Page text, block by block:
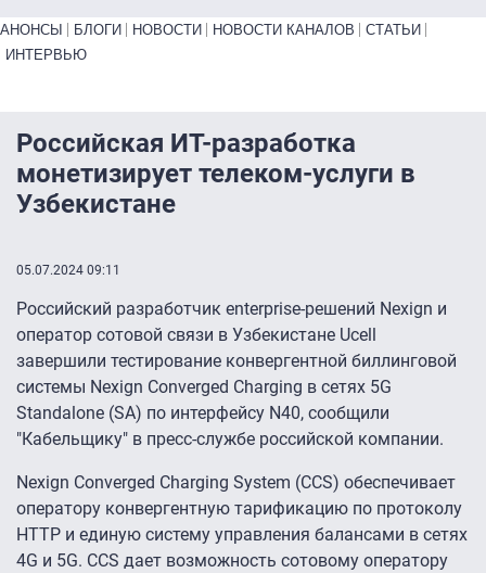
Primary links bottom
АНОНСЫ БЛОГИ НОВОСТИ НОВОСТИ КАНАЛОВ
СТАТЬИ
ИНТЕРВЬЮ
Российская ИТ-разработка
монетизирует телеком-услуги в
Узбекистане
05.07.2024 09:11
Российский разработчик enterprise-решений Nexign и
оператор сотовой связи в Узбекистане Ucell
завершили тестирование конвергентной биллинговой
системы Nexign Converged Charging в сетях 5G
Standalone (SA) по интерфейсу N40, сообщили
"Кабельщику" в пресс-службе российской компании.
Nexign Converged Charging System (CCS) обеспечивает
оператору конвергентную тарификацию по протоколу
HTTP и единую систему управления балансами в сетях
4G и 5G. CCS дает возможность сотовому оператору